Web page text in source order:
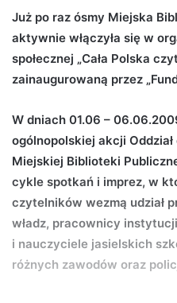
n
d
a
n
m
a
Już po raz ósmy Miejska
aktywnie włączyła się w
społecznej „Cała Polska
zainaugurowaną przez
W dniach 01.06 –
ogólnopolskiej akcji
Miejskiej Biblioteki
cykle spotkań i imprez, w
czytelników wezmą udział
władz, pracownicy
i nauczyciele jasielskich
różnych zawodów oraz